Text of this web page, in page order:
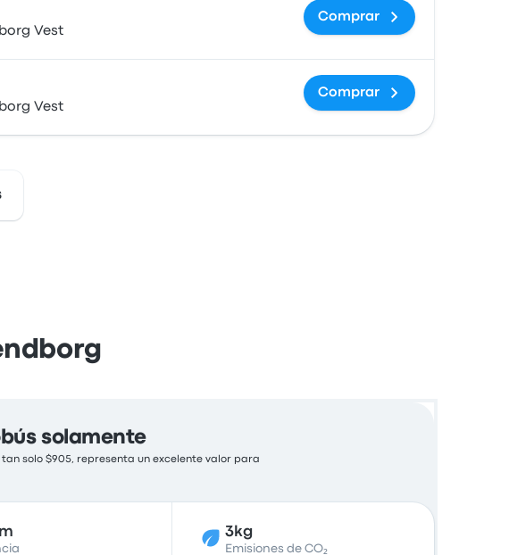
Vest
Comprar
Vest
Comprar
solamente
solo $905, representa un excelente valor para
3kg
Emisiones de CO₂